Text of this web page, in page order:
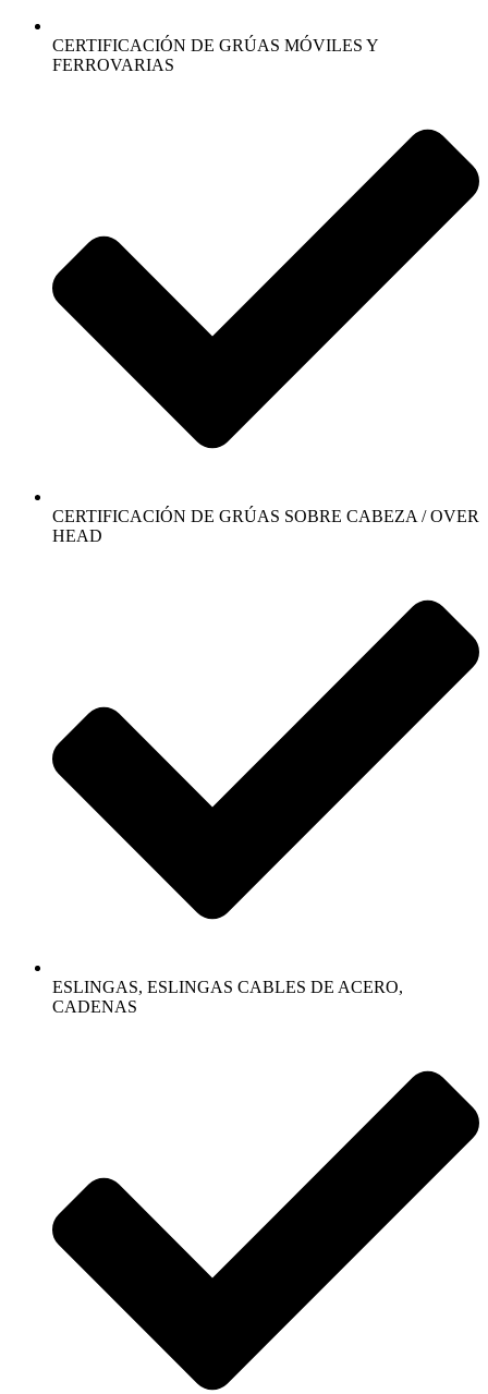
CERTIFICACIÓN DE GRÚAS MÓVILES Y
FERROVARIAS
CERTIFICACIÓN DE GRÚAS SOBRE CABEZA / OVER
HEAD
ESLINGAS, ESLINGAS CABLES DE ACERO,
CADENAS